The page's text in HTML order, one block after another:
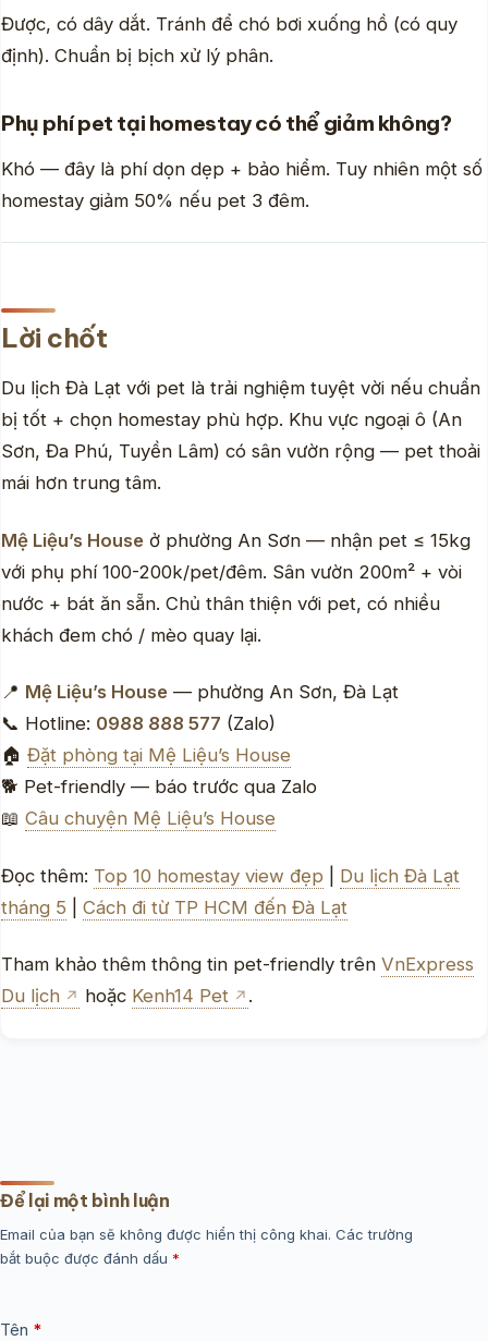
Được, có dây dắt. Tránh để chó bơi xuống hồ (có quy
định). Chuẩn bị bịch xử lý phân.
Phụ phí pet tại homestay có thể giảm không?
Khó — đây là phí dọn dẹp + bảo hiểm. Tuy nhiên một số
homestay giảm 50% nếu pet 3 đêm.
Lời chốt
Du lịch Đà Lạt với pet là trải nghiệm tuyệt vời nếu chuẩn
bị tốt + chọn homestay phù hợp. Khu vực ngoại ô (An
Sơn, Đa Phú, Tuyền Lâm) có sân vườn rộng — pet thoải
mái hơn trung tâm.
Mệ Liệu’s House ở phường An Sơn — nhận pet ≤ 15kg
với phụ phí 100-200k/pet/đêm. Sân vườn 200m² + vòi
nước + bát ăn sẵn. Chủ thân thiện với pet, có nhiều
khách đem chó / mèo quay lại.
📍 Mệ Liệu’s House — phường An Sơn, Đà Lạt
📞 Hotline: 0988 888 577 (Zalo)
🏠 Đặt phòng tại Mệ Liệu’s House
🐕 Pet-friendly — báo trước qua Zalo
📖 Câu chuyện Mệ Liệu’s House
Đọc thêm: Top 10 homestay view đẹp
Du lịch Đà Lạt
tháng 5
Cách đi từ TP HCM đến Đà Lạt
Tham khảo thêm thông tin pet-friendly trên VnExpress
Du lịch
hoặc Kenh14 Pet .
Để lại một bình luận
Email của bạn sẽ không được hiển thị công khai. Các trường
bắt buộc được đánh dấu *
Tên *